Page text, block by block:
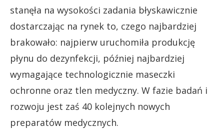
stanęła na wysokości zadania błyskawicznie
dostarczając na rynek to, czego najbardziej
brakowało: najpierw uruchomiła produkcję
płynu do dezynfekcji, później najbardziej
wymagające technologicznie maseczki
ochronne oraz tlen medyczny. W fazie badań i
rozwoju jest zaś 40 kolejnych nowych
preparatów medycznych.